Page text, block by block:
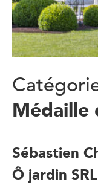
Médaille
Sébastien
Ô jardin